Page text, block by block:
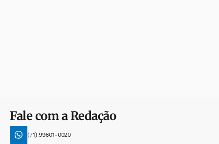
Fale com a Redação
(71) 99601-0020